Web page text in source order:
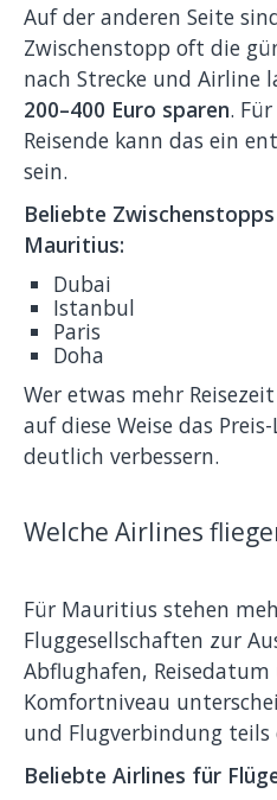
Auf der anderen Seite
Zwischenstopp oft die
nach Strecke und Airline
200–400 Euro sparen.
Reisende kann das ein
sein.
Beliebte
Mauritius:
Dubai
Istanbul
Paris
Doha
Wer etwas mehr
auf diese Weise das
deutlich verbessern.
Welche Airlines
Für Mauritius stehen
Fluggesellschaften zur
Abflughafen,
Komfortniveau
und Flugverbindung teils
Beliebte Airlines für